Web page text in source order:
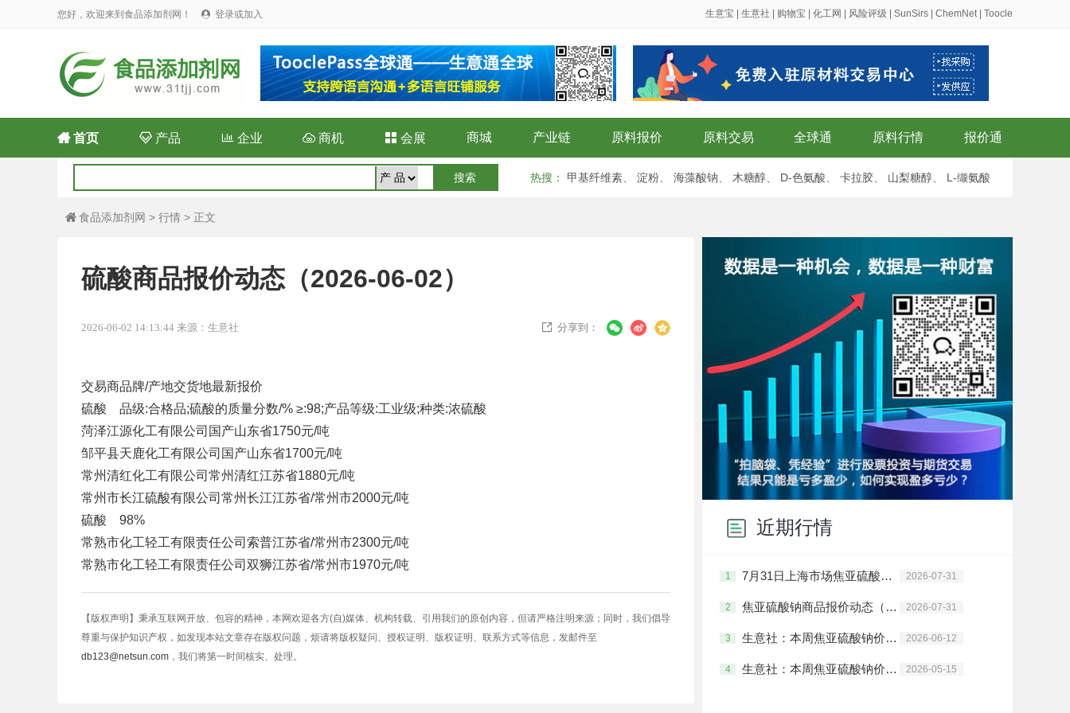
您好，欢迎来到食品添加剂网！  登录或加入 生意宝 生意社 购物宝 化工网 风险评级 SunSirs ChemNet| Toocle
首页 产品 企业  商机  会展 商城 产业链 原料报价 原料交易 全球通 原料行情 报价通
热搜 ： 甲基纤维素 淀粉 海藻酸钠 木糖醇 D-色氨酸 卡拉胶 山梨糖醇 L-缬氨酸
 食品添加剂网 > 行情 > 正文
硫酸商品报价动态（2026-06-02）
2026-06-02 14:13:44 来源：生意社  分享到：
交易商品牌/产地交货地最新报价
硫酸 品级:合格品;硫酸的质量分数/% ≥:98;产品等级:工业级;种类:浓硫酸
菏泽江源化工有限公司 国产山东省1750元/吨
邹平县天鹿化工有限公司 国产山东省1700元/吨
常州清红化工有限公司 常州清红江苏省1880元/吨
常州市长江硫酸有限公司 常州长江江苏省/常州市2000元/吨
硫酸 98%
常熟市化工轻工有限责任公司 索普江苏省/常州市2300元/吨
常熟市化工轻工有限责任公司 双狮江苏省/常州市1970元/吨
【版权声明】秉承互联网开放、包容的精神，本网欢迎各方(自)媒体、机构转载、引用我们的原创内容，但请严格注明来源；同时，我们倡导
尊重与保护知识产权，如发现本站文章存在版权问题，烦请将版权疑问、授权证明、版权证明、联系方式等信息，发邮件至
db123@netsun.com ，我们将第一时间核实、处理。
近期行情
1 7月31日上海市场焦亚硫酸钠价格动态 2026-07-31
2 焦亚硫酸钠商品报价动态（2026-07-31） 2026-07-31
3 生意社：本周焦亚硫酸钠价格上涨(6.8-6.12） 2026-06-12
4 生意社：本周焦亚硫酸钠价格上涨(5.11-5.15) 2026-05-15